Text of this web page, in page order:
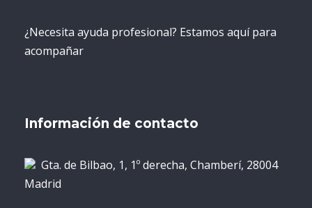
¿Necesita ayuda profesional? Estamos aquí para
acompañar
Información de contacto
Gta. de Bilbao, 1, 1º derecha, Chamberí, 28004
Madrid